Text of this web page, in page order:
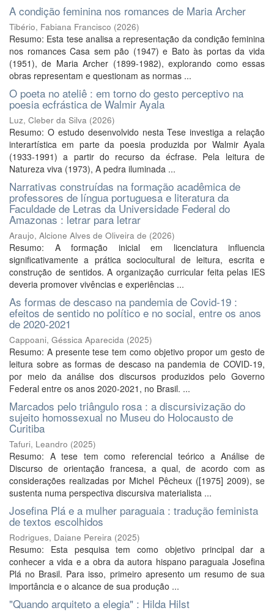
A condição feminina nos romances de Maria Archer
Tibério, Fabiana Francisco (2026)
Resumo: Esta tese analisa a representação da condição feminina
nos romances Casa sem pão (1947) e Bato às portas da vida
(1951), de Maria Archer (1899-1982), explorando como essas
obras representam e questionam as normas ...
O poeta no ateliê : em torno do gesto perceptivo na
poesia ecfrástica de Walmir Ayala
Luz, Cleber da Silva (2026)
Resumo: O estudo desenvolvido nesta Tese investiga a relação
interartística em parte da poesia produzida por Walmir Ayala
(1933-1991) a partir do recurso da écfrase. Pela leitura de
Natureza viva (1973), A pedra iluminada ...
Narrativas construídas na formação acadêmica de
professores de língua portuguesa e literatura da
Faculdade de Letras da Universidade Federal do
Amazonas : letrar para letrar
Araujo, Alcione Alves de Oliveira de (2026)
Resumo: A formação inicial em licenciatura influencia
significativamente a prática sociocultural de leitura, escrita e
construção de sentidos. A organização curricular feita pelas IES
deveria promover vivências e experiências ...
As formas de descaso na pandemia de Covid-19 :
efeitos de sentido no político e no social, entre os anos
de 2020-2021
Cappoani, Géssica Aparecida (2025)
Resumo: A presente tese tem como objetivo propor um gesto de
leitura sobre as formas de descaso na pandemia de COVID-19,
por meio da análise dos discursos produzidos pelo Governo
Federal entre os anos 2020-2021, no Brasil. ...
Marcados pelo triângulo rosa : a discursivização do
sujeito homossexual no Museu do Holocausto de
Curitiba
Tafuri, Leandro (2025)
Resumo: A tese tem como referencial teórico a Análise de
Discurso de orientação francesa, a qual, de acordo com as
considerações realizadas por Michel Pêcheux ([1975] 2009), se
sustenta numa perspectiva discursiva materialista ...
Josefina Plá e a mulher paraguaia : tradução feminista
de textos escolhidos
Rodrigues, Daiane Pereira (2025)
Resumo: Esta pesquisa tem como objetivo principal dar a
conhecer a vida e a obra da autora hispano paraguaia Josefina
Plá no Brasil. Para isso, primeiro apresento um resumo de sua
importância e o alcance de sua produção ...
"Quando arquiteto a elegia" : Hilda Hilst